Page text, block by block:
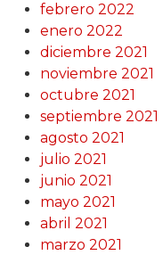
febrero 2022
enero 2022
diciembre 2021
noviembre 2021
octubre 2021
septiembre 2021
agosto 2021
julio 2021
junio 2021
mayo 2021
abril 2021
marzo 2021